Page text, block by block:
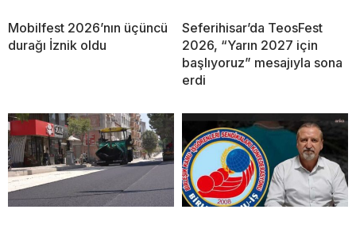
Mobilfest 2026’nın üçüncü
durağı İznik oldu
Seferihisar’da TeosFest
2026, “Yarın 2027 için
başlıyoruz” mesajıyla sona
erdi